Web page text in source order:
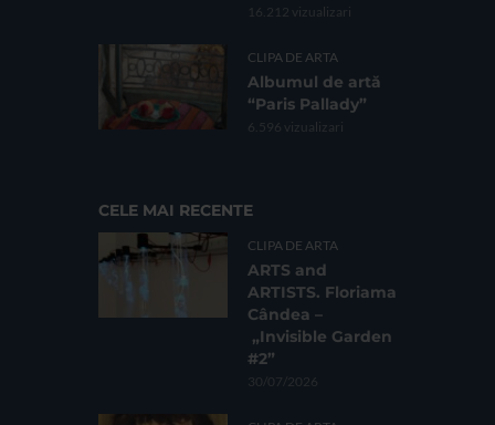
16.212 vizualizari
CLIPA DE ARTA
Albumul de artă
“Paris Pallady”
6.596 vizualizari
CELE MAI RECENTE
CLIPA DE ARTA
ARTS and
ARTISTS. Floriama
Cândea –
„Invisible Garden
#2”
30/07/2026